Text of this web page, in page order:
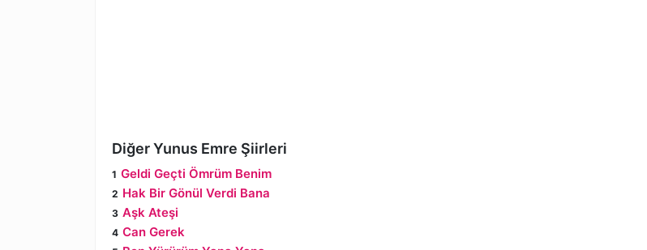
Diğer Yunus Emre Şiirleri
Geldi Geçti Ömrüm Benim
Hak Bir Gönül Verdi Bana
Aşk Ateşi
Can Gerek